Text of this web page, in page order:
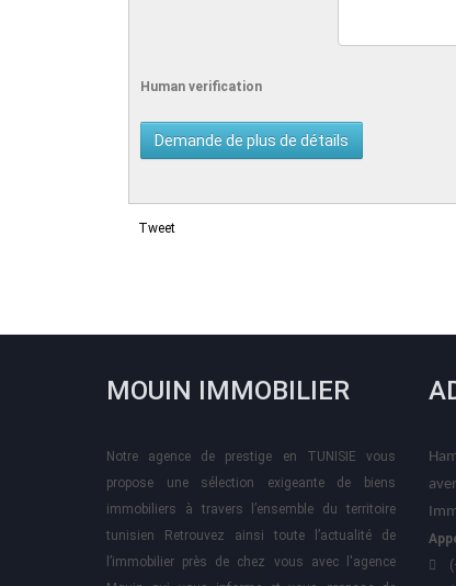
Human verification
Tweet
MOUIN IMMOBILIER
Notre agence de prestige en TUNISIE vous
propose une sélection exigeante de biens
immobiliers à travers l’ensemble du territoire
tunisien Retrouvez ainsi toute l’actualité de
l’immobilier près de chez vous avec l'agence